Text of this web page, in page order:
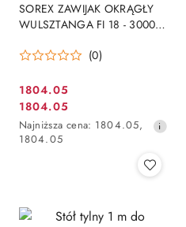
SOREX ZAWIJAK OKRĄGŁY
WULSZTANGA FI 18 - 3000
(0)
Cena
promocyjna:
1804.05
Cena
promocyjna:
1804.05
Najniższa
cena
obniżką
Najniższa cena: 1804.05,
1804.05